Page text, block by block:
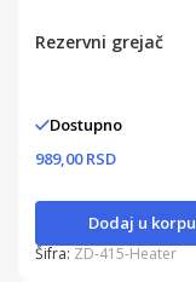
Rezervni grejač
Dostupno
989,00 RSD
Dodaj u korpu
Šifra: ZD-415-Heater